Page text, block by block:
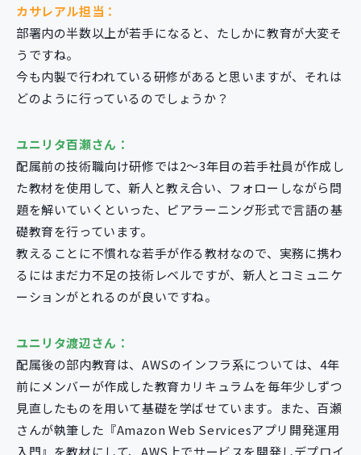
カサレアル担当：
部署内の半数以上が若手になると、たしかに教育が大変そ
うですね。
今も内製で行われている研修があると思いますが、それは
どのように行っているのでしょうか？
ユニリタ百瀬さん：
配属前の技術職向け研修では2〜3年目の若手社員が作成し
た教材を使用して、新人と教え合い、フォローしながら問
題を解いていくといった、ピアラーニング形式で言語の基
礎教育を行っています。
教えることに不慣れな若手が作る教材なので、実務に携わ
るにはまだ力不足の技術レベルですが、新人とコミュニケ
ーションがとれるのが良いですね。
ユニリタ渡辺さん：
配属後の部内教育は、AWSのインフラ系については、4年
前にメンバーが作成した教育カリキュラムを毎年少しずつ
見直したものを用いて基礎を学ばせています。また、百瀬
さんが執筆した『Amazon Web Servicesアプリ開発運用
入門』を教材にして、AWS上でサービスを開発しデプロイ